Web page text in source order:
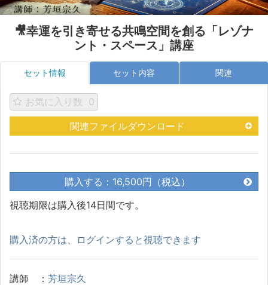
🎥幸運を引き寄せる共鳴空間を創る「レゾナ
ント・スペース」講座
セット情報 セット内容 関連
お気に入り数 0
関連ファイルダウンロード
購入する：16,500円（税込）
視聴期限は購入後14日間です。
購入済の方は、ログインすると視聴できます
講師 ： 芳垣宗久